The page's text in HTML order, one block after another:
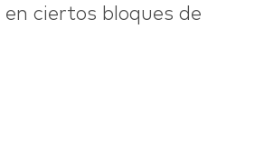
ciertos bloques de